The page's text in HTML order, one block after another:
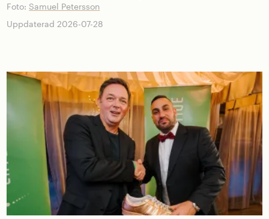
Foto: Samuel Petersson
Uppdaterad 2026-07-28